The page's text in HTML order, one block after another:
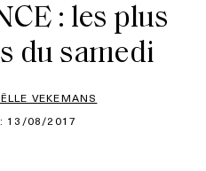
: les plus
du samedi
VEKEMANS
: 13/08/2017